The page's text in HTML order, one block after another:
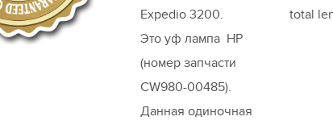
Expedio 3200.
Это уф лампа HP
(номер запчасти
CW980-00485).
Данная одиночная
total